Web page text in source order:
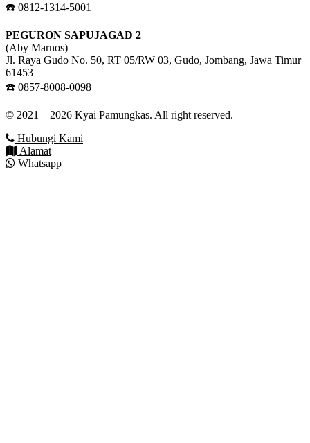
☎️ 0812-1314-5001
PEGURON SAPUJAGAD 2
(Aby Marnos)
Jl. Raya Gudo No. 50, RT 05/RW 03, Gudo, Jombang, Jawa Timur
61453
☎️ 0857-8008-0098
© 2021 – 2026 Kyai Pamungkas. All right reserved.
Hubungi Kami
Alamat
Whatsapp